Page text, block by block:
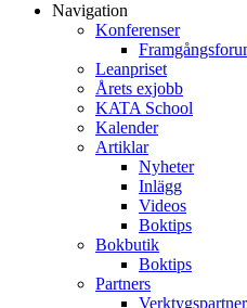
Navigation
Konferenser
Leanpriset
Årets exjobb
KATA School
Kalender
Artiklar
Nyheter
Inlägg
Videos
Boktips
Bokbutik
Boktips
Partners